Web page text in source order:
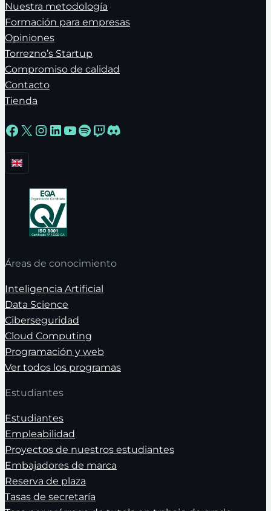
Nuestra metodología
Formación para empresas
Opiniones
Torrezno’s Startup
Compromiso de calidad
Contacto
Tienda
Facebook
X Instagram
LinkedIn
YouTube
Spotify
Twitch
Discord
Áreas de conocimiento
Inteligencia Artificial
Data Science
Ciberseguridad
Cloud Computing
Programación y web
Ver todos los programas
Estudiantes
Estudiantes
Empleabilidad
Proyectos de nuestros estudiantes
Embajadores de marca
Reserva de plaza
Tasas de secretaría